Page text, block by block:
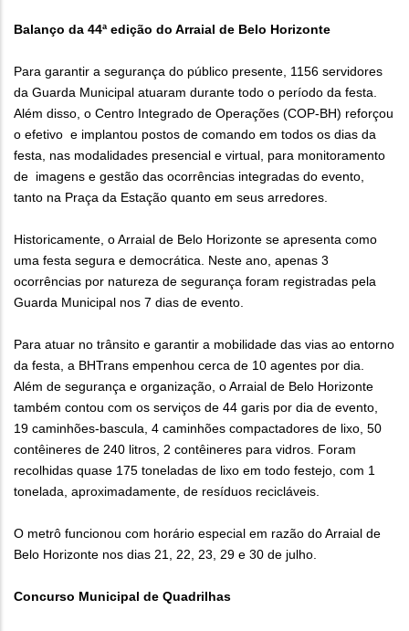
Balanço da 44ª edição do Arraial de Belo Horizonte
Para garantir a segurança do público presente, 1156 servidores
da Guarda Municipal atuaram durante todo o período da festa.
Além disso, o Centro Integrado de Operações (COP-BH) reforçou
o efetivo e implantou postos de comando em todos os dias da
festa, nas modalidades presencial e virtual, para monitoramento
de imagens e gestão das ocorrências integradas do evento,
tanto na Praça da Estação quanto em seus arredores.
Historicamente, o Arraial de Belo Horizonte se apresenta como
uma festa segura e democrática. Neste ano, apenas 3
ocorrências por natureza de segurança foram registradas pela
Guarda Municipal nos 7 dias de evento.
Para atuar no trânsito e garantir a mobilidade das vias ao entorno
da festa, a BHTrans empenhou cerca de 10 agentes por dia.
Além de segurança e organização, o Arraial de Belo Horizonte
também contou com os serviços de 44 garis por dia de evento,
19 caminhões-bascula, 4 caminhões compactadores de lixo, 50
contêineres de 240 litros, 2 contêineres para vidros. Foram
recolhidas quase 175 toneladas de lixo em todo festejo, com 1
tonelada, aproximadamente, de resíduos recicláveis.
O metrô funcionou com horário especial em razão do Arraial de
Belo Horizonte nos dias 21, 22, 23, 29 e 30 de julho.
Concurso Municipal de Quadrilhas